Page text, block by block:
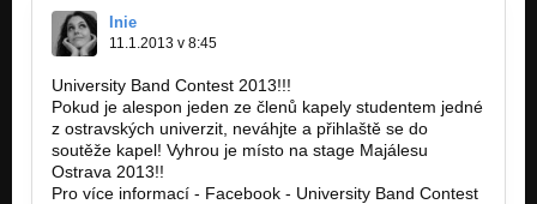
Inie
11.1.2013 v 8:45
University Band Contest 2013!!!
Pokud je alespon jeden ze členů kapely studentem jedné
z ostravských univerzit, neváhjte a přihlaště se do
soutěže kapel! Vyhrou je místo na stage Majálesu
Ostrava 2013!!
Pro více informací - Facebook - University Band Contest